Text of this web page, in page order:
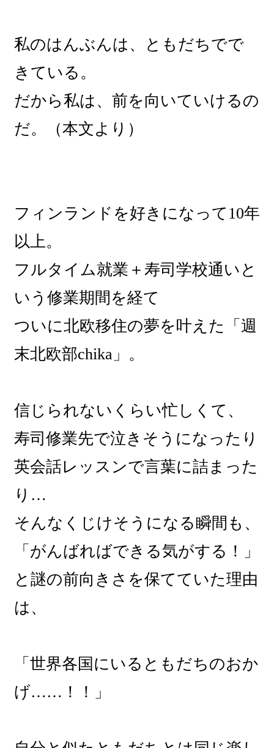
私のはんぶんは、ともだちでで
きている。
だから私は、前を向いていけるの
だ。（本文より）
フィンランドを好きになって10年
以上。
フルタイム就業＋寿司学校通いと
いう修業期間を経て
ついに北欧移住の夢を叶えた「週
末北欧部chika」。
信じられないくらい忙しくて、
寿司修業先で泣きそうになったり
英会話レッスンで言葉に詰まった
り…
そんなくじけそうになる瞬間も、
「がんばればできる気がする！」
と謎の前向きさを保てていた理由
は、
「世界各国にいるともだちのおか
げ……！！」